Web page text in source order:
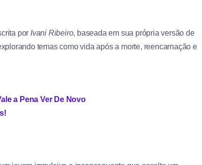
por Ivani Ribeiro, baseada em sua própria versão de
temas como vida após a morte, reencarnação e
a Pena Ver De Novo